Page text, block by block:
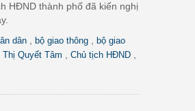
HĐND thành phố đã kiến nghị
dân bộ giao thông
bộ giao
Thị Quyết Tâm Chủ tịch HĐND